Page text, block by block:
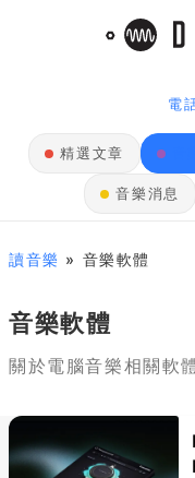
電
精選文章
音樂消息
讀音樂 » 音樂軟體
音樂軟體
關於電腦音樂相關軟